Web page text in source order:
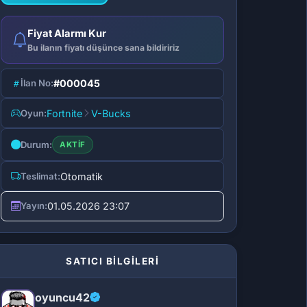
Fiyat Alarmı Kur
Bu ilanın fiyatı düşünce sana bildiririz
İlan No:#000045
Oyun:Fortnite V-Bucks
Durum: AKTIF
Teslimat:Otomatik
Yayın:01.05.2026 23:07
SATICI BİLGİLERİ
oyuncu42